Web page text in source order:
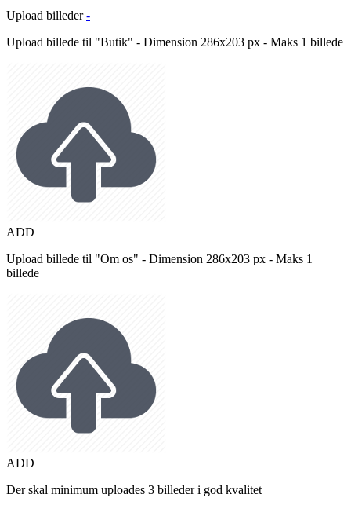
Upload billeder -
Upload billede til "Butik" - Dimension 286x203 px - Maks 1 billede
ADD
Upload billede til "Om os" - Dimension 286x203 px - Maks 1
billede
ADD
Der skal minimum uploades 3 billeder i god kvalitet